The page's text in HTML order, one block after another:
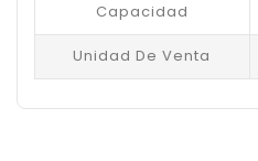
Capacidad
Unidad De Venta